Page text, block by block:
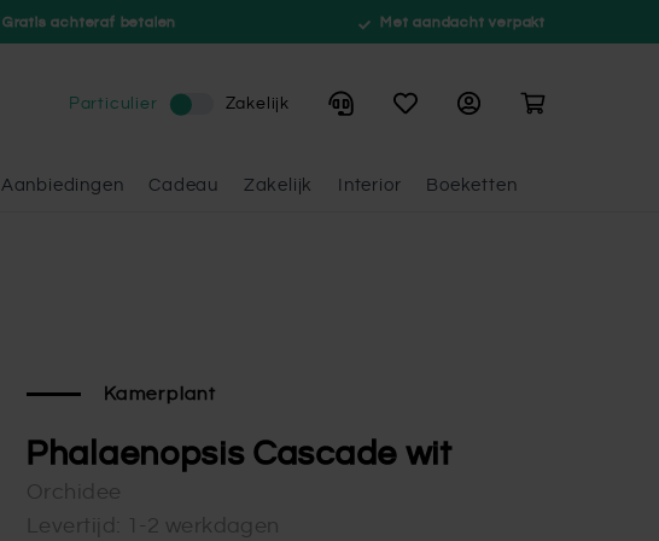
Gratis achteraf betalen Met aandacht verpakt
Aanbiedingen Cadeau Zakelijk Interior Boeketten
Particulier Zakelijk Winkelwagen
Kamerplant
Phalaenopsis Cascade wit
Orchidee
Levertijd: 1-2 werkdagen